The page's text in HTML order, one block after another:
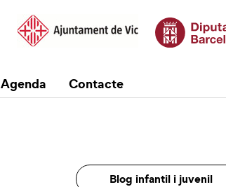
Agenda Contacte
Blog infantil i juvenil